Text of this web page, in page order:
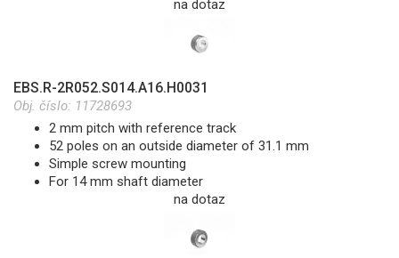
na dotaz
EBS.R-2R052.S014.A16.H0031
Obj. číslo: 11728693
2 mm pitch with reference track
52 poles on an outside diameter of 31.1 mm
Simple screw mounting
For 14 mm shaft diameter
na dotaz